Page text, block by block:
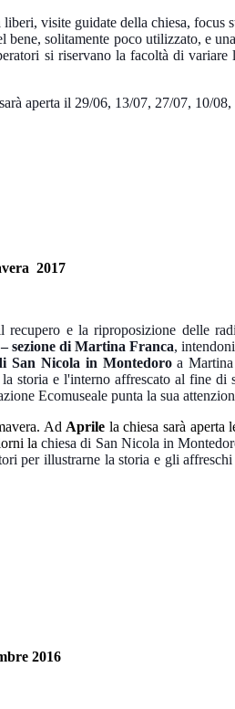
visite guidate della chiesa, focus
solitamente poco utilizzato, e
si riservano la facoltà di
aperta il 29/06, 13/07, 27/07, 10/
2017
e la riproposizione delle
sezione di Martina Franca,
San Nicola in Montedoroa Martina
storia e l'interno affrescato al fine di
Ecomuseale punta la sua
Ad Aprile la chiesa sarà aperta
la chiesa di San Nicola in
per illustrarne la storia e gli
2016